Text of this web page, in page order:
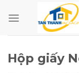
Hộp giấy